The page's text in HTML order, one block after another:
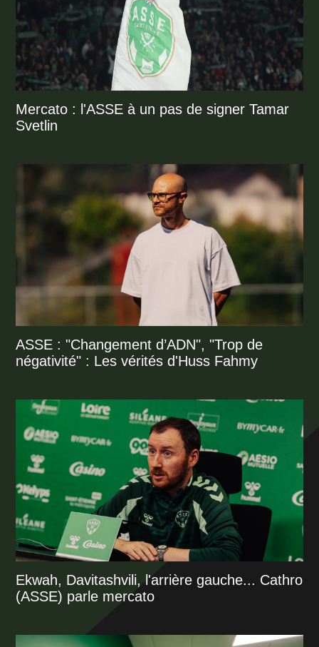
Mercato : l'ASSE à un pas de signer Tamar
Svetlin
ASSE : "Changement d’ADN", "Trop de
négativité" : Les vérités d'Huss Fahmy
Ekwah, Davitashvili, l'arrière gauche... Cathro
(ASSE) parle mercato